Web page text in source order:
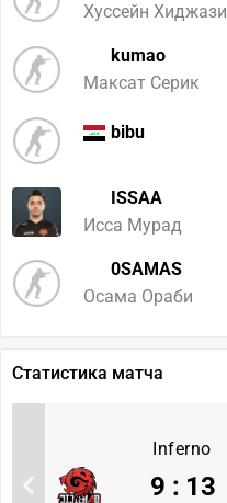
Хуссейн Хиджази
kumao
Максат Серик
bibu
ISSAA
Исса Мурад
0SAMAS
Осама Ораби
Статистика матча
Inferno
9 : 13